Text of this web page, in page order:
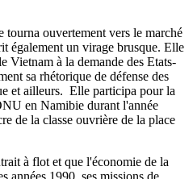
ouvertement vers le marché
également un virage brusque. Elle
Vietnam à la demande des Etats-
sa rhétorique de défense des
et ailleurs. Elle participa pour la
en Namibie durant l'année
de la classe ouvrière de la place
à flot et que l'économie de la